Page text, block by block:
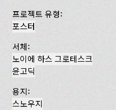
프로젝트 유형:
포스터
서체:
노이에 하스 그로테스크
윤고딕
용지:
스노우지